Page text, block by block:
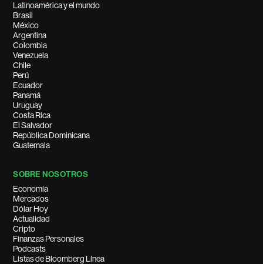
Latinoamérica y el mundo
Brasil
México
Argentina
Colombia
Venezuela
Chile
Perú
Ecuador
Panamá
Uruguay
Costa Rica
El Salvador
República Dominicana
Guatemala
SOBRE NOSOTROS
Economía
Mercados
Dólar Hoy
Actualidad
Cripto
Finanzas Personales
Podcasts
Listas de Bloomberg Línea